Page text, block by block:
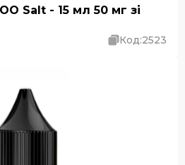
Salt - 15 мл 50 мг зі
Код:2523